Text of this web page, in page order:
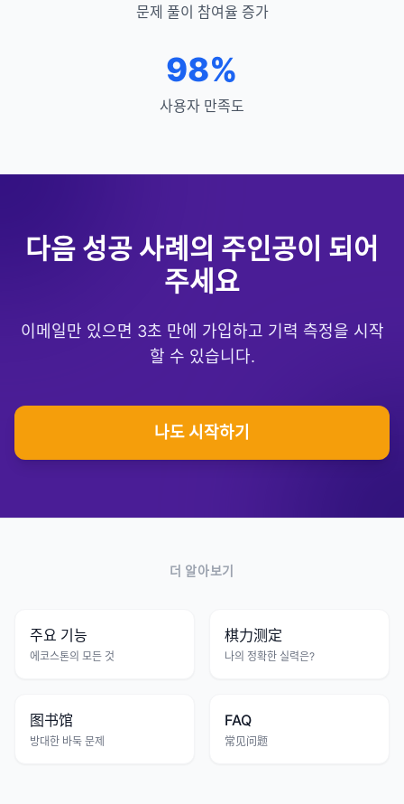
문제 풀이 참여율 증가
98%
사용자 만족도
다음 성공 사례의 주인공이 되어
주세요
이메일만 있으면 3초 만에 가입하고 기력 측정을 시작
할 수 있습니다.
나도 시작하기
더 알아보기
주요 기능
에코스톤의 모든 것
棋力测定
나의 정확한 실력은?
图书馆
방대한 바둑 문제
FAQ
常见问题